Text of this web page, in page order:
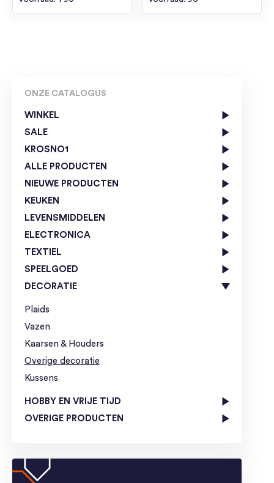
ONZE CATALOGUS
WINKEL
SALE
KROSNO1
ALLE PRODUCTEN
NIEUWE PRODUCTEN
KEUKEN
LEVENSMIDDELEN
ELECTRONICA
TEXTIEL
SPEELGOED
DECORATIE
Plaids
Vazen
Kaarsen & Houders
Overige decoratie
Kussens
HOBBY EN VRIJE TIJD
OVERIGE PRODUCTEN